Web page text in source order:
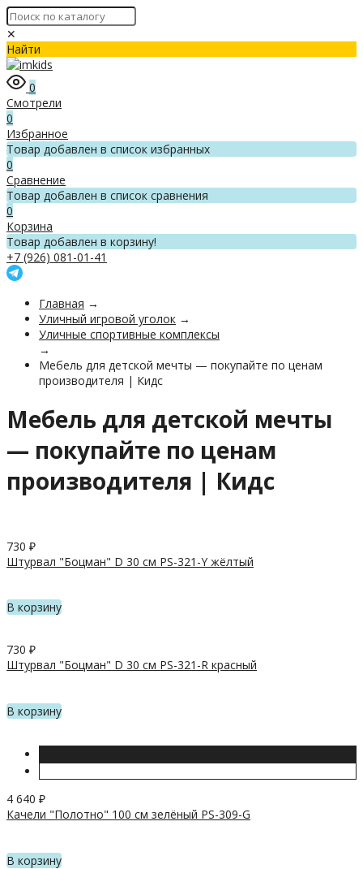
✕
Найти
0
Смотрели
0
Избранное
Товар добавлен в список избранных
0
Сравнение
Товар добавлен в список сравнения
0
Корзина
Товар добавлен в корзину!
+7 (926) 081-01-41
Главная →
Уличный игровой уголок →
Уличные спортивные комплексы
→
Мебель для детской мечты — покупайте по ценам
производителя | Кидс
Мебель для детской мечты
— покупайте по ценам
производителя | Кидс
730 ₽
Штурвал "Боцман" D 30 см PS-321-Y жёлтый
В корзину
730 ₽
Штурвал "Боцман" D 30 см PS-321-R красный
В корзину
4 640 ₽
Качели "Полотно" 100 см зелёный PS-309-G
В корзину